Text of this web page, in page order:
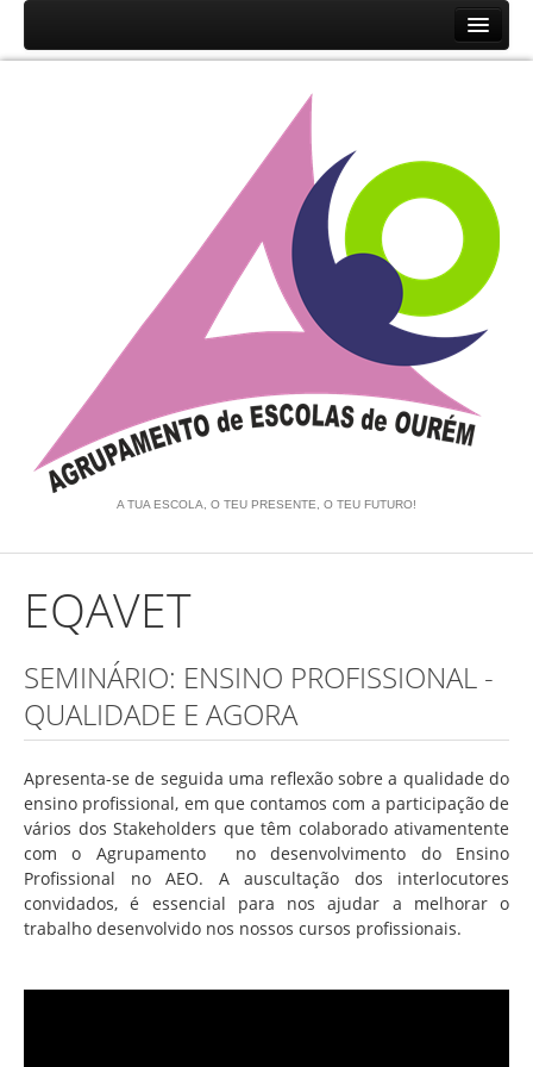
Unidades Orgânicas
Documentos
Associação de Pais e EE
Equipa de Autoavaliação
Notícias
Alunos
Oferta Formativa 2026/2027
Critérios Específicos de Avaliação
Ensino Profissionalizante
Horários
Educação Especial
Ensino de Adultos
Clubes & Projetos
A TUA ESCOLA, O TEU PRESENTE, O TEU FUTURO!
EQAVET
SEMINÁRIO: ENSINO PROFISSIONAL -
QUALIDADE E AGORA
Apresenta-se de seguida uma reflexão sobre a qualidade do
ensino profissional, em que contamos com a participação de
vários dos Stakeholders que têm colaborado ativamentente
com o Agrupamento no desenvolvimento do Ensino
Profissional no AEO. A auscultação dos interlocutores
convidados, é essencial para nos ajudar a melhorar o
trabalho desenvolvido nos nossos cursos profissionais.